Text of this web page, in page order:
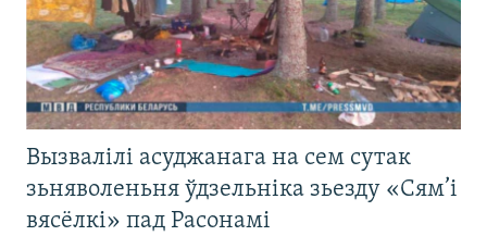
Вызвалілі асуджанага на сем сутак
зьняволеньня ўдзельніка зьезду «Сям’і
вясёлкі» пад Расонамі